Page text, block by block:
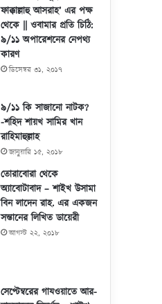
ফাক্কাল্লাহু আসরাহ’ এর পক্ষ
থেকে || ওবামার প্রতি চিঠি:
৯/১১ অপারেশনের নেপথ্য
কারণ
ডিসেম্বর ৩১, ২০১৭
৯/১১ কি সাজানো নাটক?
-শহিদ শায়খ সামির খান
রাহিমাহুল্লাহ
জানুয়ারি ১৫, ২০১৮
তোরাবোরা থেকে
অ্যাবোটাবাদ – শাইখ উসামা
বিন লাদেন রাহ. এর একজন
সন্তানের লিখিত ডায়েরী
আগস্ট ২২, ২০১৮
সেপ্টেম্বরের গাযওয়াতে আর-